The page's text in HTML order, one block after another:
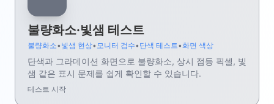
불량화소·빛샘 테스트
불량화소• 빛샘 현상• 모니터 검수• 단색 테스트•화면 색상
단색과 그라데이션 화면으로 불량화소, 상시 점등 픽셀, 빛
샘 같은 표시 문제를 쉽게 확인할 수 있습니다.
테스트 시작